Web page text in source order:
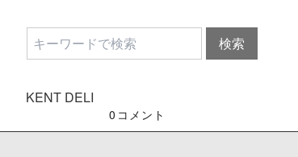
KENT DELI
0 コメント